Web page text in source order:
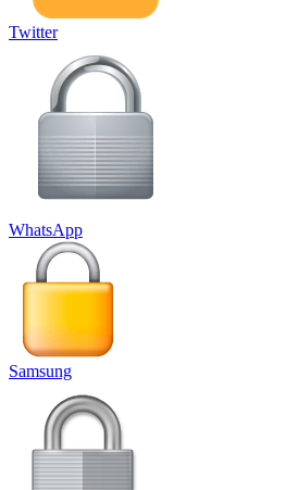
Twitter
WhatsApp
Samsung